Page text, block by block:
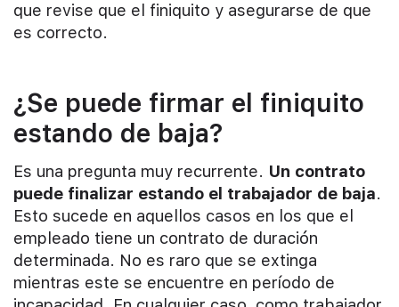
que revise que el finiquito y asegurarse de que
es correcto.
¿Se puede firmar el finiquito
estando de baja?
Es una pregunta muy recurrente. Un contrato
puede finalizar estando el trabajador de baja.
Esto sucede en aquellos casos en los que el
empleado tiene un contrato de duración
determinada. No es raro que se extinga
mientras este se encuentre en período de